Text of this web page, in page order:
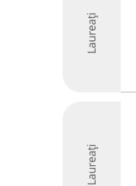
Laureați
Laureați